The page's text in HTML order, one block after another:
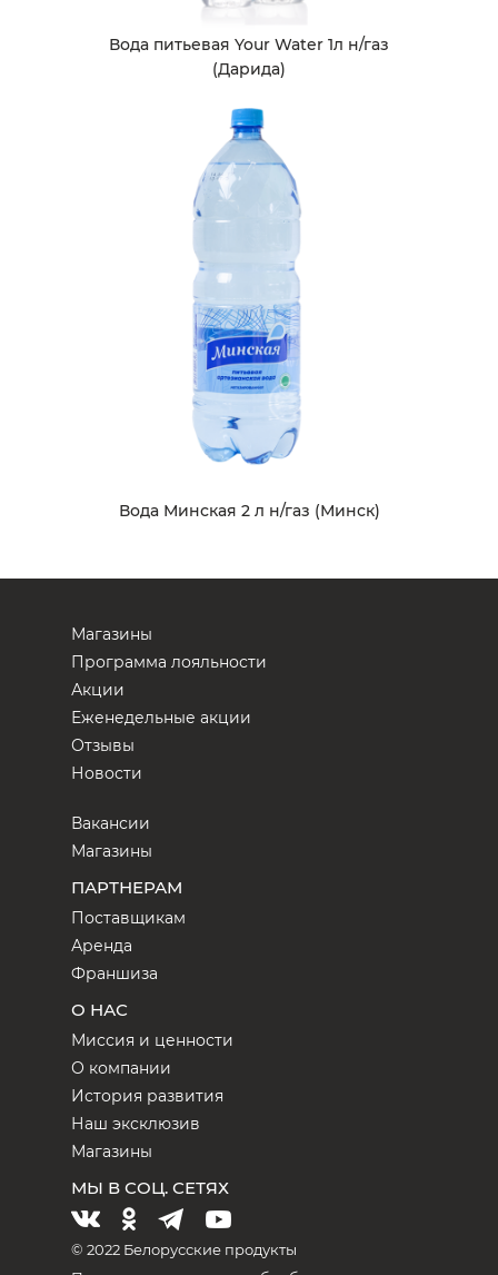
Вода питьевая Your Water 1л н/газ
(Дарида)
Вода Минская 2 л н/газ (Минск)
Магазины
Программа лояльности
Акции
Еженедельные акции
Отзывы
Новости
Вакансии
Магазины
ПАРТНЕРАМ
Поставщикам
Аренда
Франшиза
О НАС
Миссия и ценности
О компании
История развития
Наш эксклюзив
Магазины
МЫ В СОЦ. СЕТЯХ
© 2022 Белорусские продукты